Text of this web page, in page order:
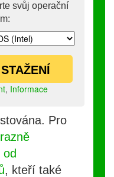
svůj operační
STAŽENÍ
, Informace
Pro
, kteří také